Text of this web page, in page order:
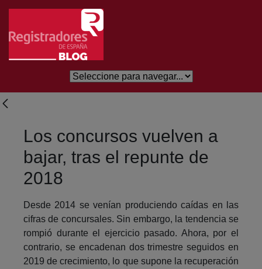
Saltar al contenido principal
Los concursos vuelven a
bajar, tras el repunte de
2018
Desde 2014 se venían produciendo caídas en las
cifras de concursales. Sin embargo, la tendencia se
rompió durante el ejercicio pasado. Ahora, por el
contrario, se encadenan dos trimestre seguidos en
2019 de crecimiento, lo que supone la recuperación